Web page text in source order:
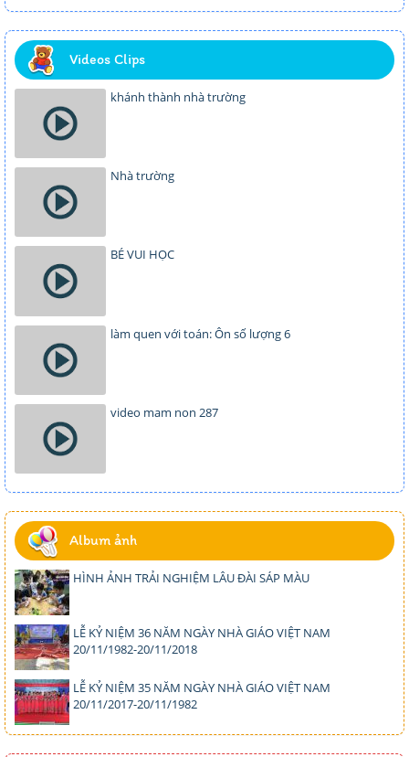
Videos Clips
khánh thành nhà trường
Nhà trường
BÉ VUI HỌC
làm quen với toán: Ôn số lượng 6
video mam non 287
Album ảnh
HÌNH ẢNH TRẢI NGHIỆM LÂU ĐÀI SÁP MÀU
LỄ KỶ NIỆM 36 NĂM NGÀY NHÀ GIÁO VIỆT NAM
20/11/1982-20/11/2018
LỄ KỶ NIỆM 35 NĂM NGÀY NHÀ GIÁO VIỆT NAM
20/11/2017-20/11/1982